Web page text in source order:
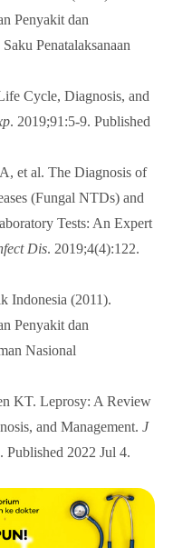
Penyakit dan
Penatalaksanaan
Cycle, Diagnosis, and
. 2019;91:5-9. Published
et al. The Diagnosis of
(Fungal NTDs) and
Tests: An Expert
Dis. 2019;4(4):122.
Indonesia (2011).
Penyakit dan
Nasional
KT. Leprosy: A Review
and Management. J
Published 2022 Jul 4.